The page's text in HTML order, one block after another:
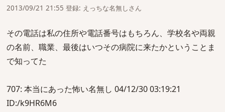
2013/09/21 21:55 登録: えっちな名無しさん
その電話は私の住所や電話番号はもちろん、学校名や両親
の名前、職業、最後はいつその病院に来たかということま
で知ってた
707: 本当にあった怖い名無し 04/12/30 03:19:21
ID:/k9HR6M6